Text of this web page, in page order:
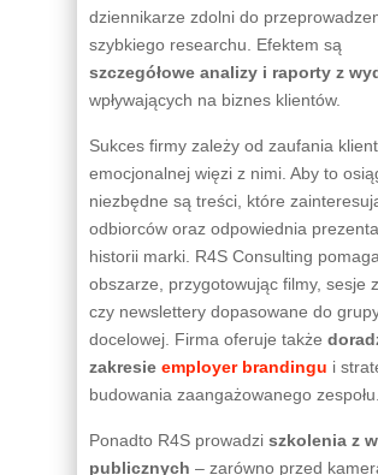
dziennikarze zdolni do
szybkiego researchu. Efektem są
szczegółowe analizy i raporty z
wpływających na biznes klientów.
Sukces firmy zależy od zaufania
emocjonalnej więzi z nimi. Aby to
niezbędne są treści, które
odbiorców oraz odpowiednia
historii marki. R4S Consulting
obszarze, przygotowując filmy, sesje
czy newslettery dopasowane do
docelowej. Firma oferuje także
zakresie employer brandingu i
budowania zaangażowanego zespołu.
Ponadto R4S prowadzi szkolenia z
publicznych – zarówno przed